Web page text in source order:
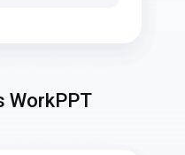
WorkPPT